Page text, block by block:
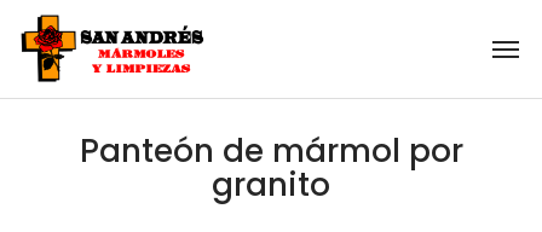
Panteón de mármol por
granito